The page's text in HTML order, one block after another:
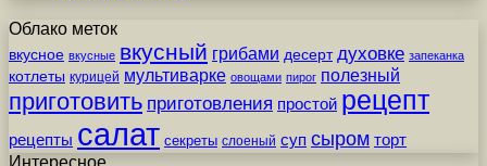
Облако меток
вкусное вкусные вкусный грибами десерт духовке запеканка
котлеты курицей мультиварке овощами пирог полезный
приготовить приготовления простой рецепт
рецепты салат секреты слоеный суп сыром торт
Интересное